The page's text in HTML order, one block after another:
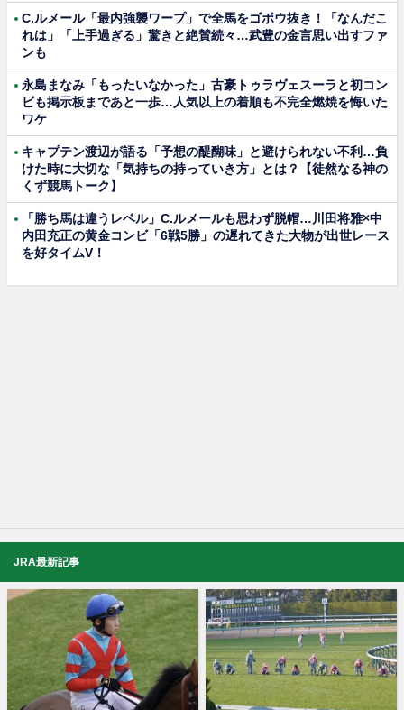
C.ルメール「最内強襲ワープ」で全馬をゴボウ抜き！「なんだこ
れは」「上手過ぎる」驚きと絶賛続々…武豊の金言思い出すファ
ンも
永島まなみ「もったいなかった」古豪トゥラヴェスーラと初コン
ビも掲示板まであと一歩…人気以上の着順も不完全燃焼を悔いた
ワケ
キャプテン渡辺が語る「予想の醍醐味」と避けられない不利…負
けた時に大切な「気持ちの持っていき方」とは？【徒然なる神の
くず競馬トーク】
「勝ち馬は違うレベル」C.ルメールも思わず脱帽…川田将雅×中
内田充正の黄金コンビ「6戦5勝」の遅れてきた大物が出世レース
を好タイムV！
JRA最新記事